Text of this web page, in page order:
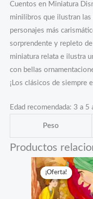
Cuentos en Miniatura
minilibros que ilustran
personajes más
sorprendente y repleto
miniatura relata e ilustra
con bellas
¡Los clásicos de siempre
Edad recomendada: 3 a 5
Peso
Productos
¡Oferta!
¡Oferta!